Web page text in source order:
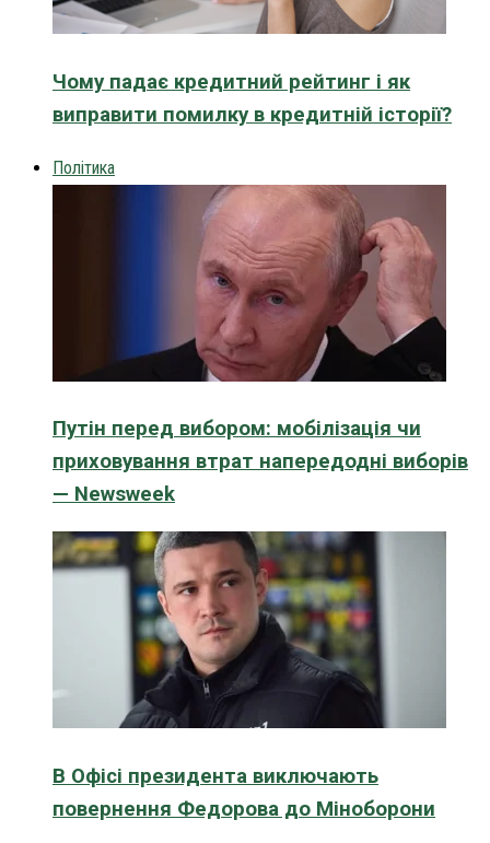
Чому падає кредитний рейтинг і як
виправити помилку в кредитній історії?
Політика
Путін перед вибором: мобілізація чи
приховування втрат напередодні виборів
— Newsweek
В Офісі президента виключають
повернення Федорова до Міноборони